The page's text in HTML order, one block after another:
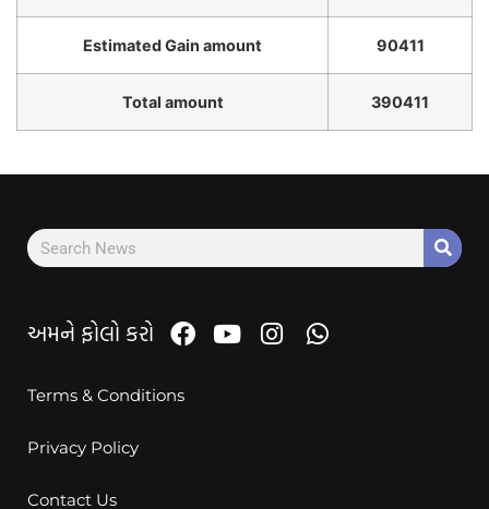
Estimated Gain amount 90411
Total amount 390411
અમને ફોલો કરો
Terms & Conditions
Privacy Policy
Contact Us